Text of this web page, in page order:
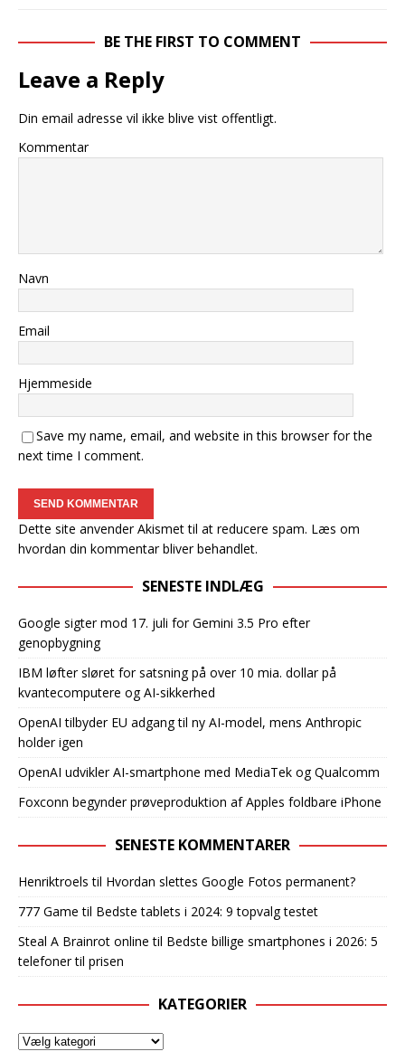
BE THE FIRST TO COMMENT
Leave a Reply
Din email adresse vil ikke blive vist offentligt.
Kommentar
Navn
Email
Hjemmeside
Save my name, email, and website in this browser for the
next time I comment.
Dette site anvender Akismet til at reducere spam. Læs om
hvordan din kommentar bliver behandlet.
SENESTE INDLÆG
Google sigter mod 17. juli for Gemini 3.5 Pro efter
genopbygning
IBM løfter sløret for satsning på over 10 mia. dollar på
kvantecomputere og AI-sikkerhed
OpenAI tilbyder EU adgang til ny AI-model, mens Anthropic
holder igen
OpenAI udvikler AI-smartphone med MediaTek og Qualcomm
Foxconn begynder prøveproduktion af Apples foldbare iPhone
SENESTE KOMMENTARER
Henriktroels til Hvordan slettes Google Fotos permanent?
777 Game til Bedste tablets i 2024: 9 topvalg testet
Steal A Brainrot online til Bedste billige smartphones i 2026: 5
telefoner til prisen
KATEGORIER